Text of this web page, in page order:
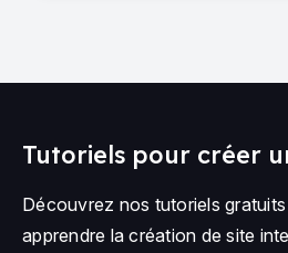
Tutoriels pour créer
Découvrez nos tutoriels
apprendre la création de site